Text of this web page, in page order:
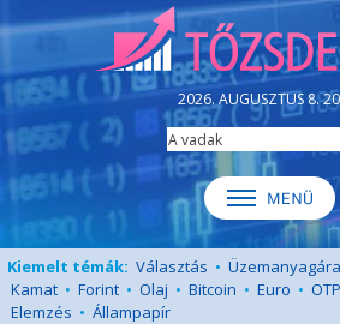
2026. AUGUSZTUS 8.
Kiemelt témák: Választás •
Kamat • Forint • Olaj • Bitcoin • Euro • OTP
Elemzés • Állampapír